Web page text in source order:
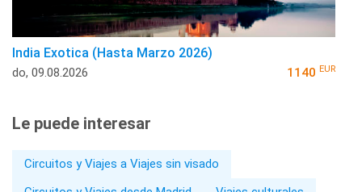
India Exotica (Hasta Marzo 2026)
do, 09.08.2026 1140 EUR
Le puede interesar
Circuitos y Viajes a Viajes sin visado